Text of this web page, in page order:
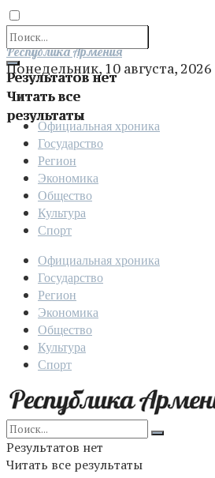
Результатов нет
Читать все
результаты
Отправить
Республика Армения
Понедельник, 10 августа, 2026
Официальная хроника
Государство
Регион
Экономика
Общество
Культура
Спорт
Официальная хроника
Государство
Регион
Экономика
Общество
Культура
Спорт
Результатов нет
Читать все результаты